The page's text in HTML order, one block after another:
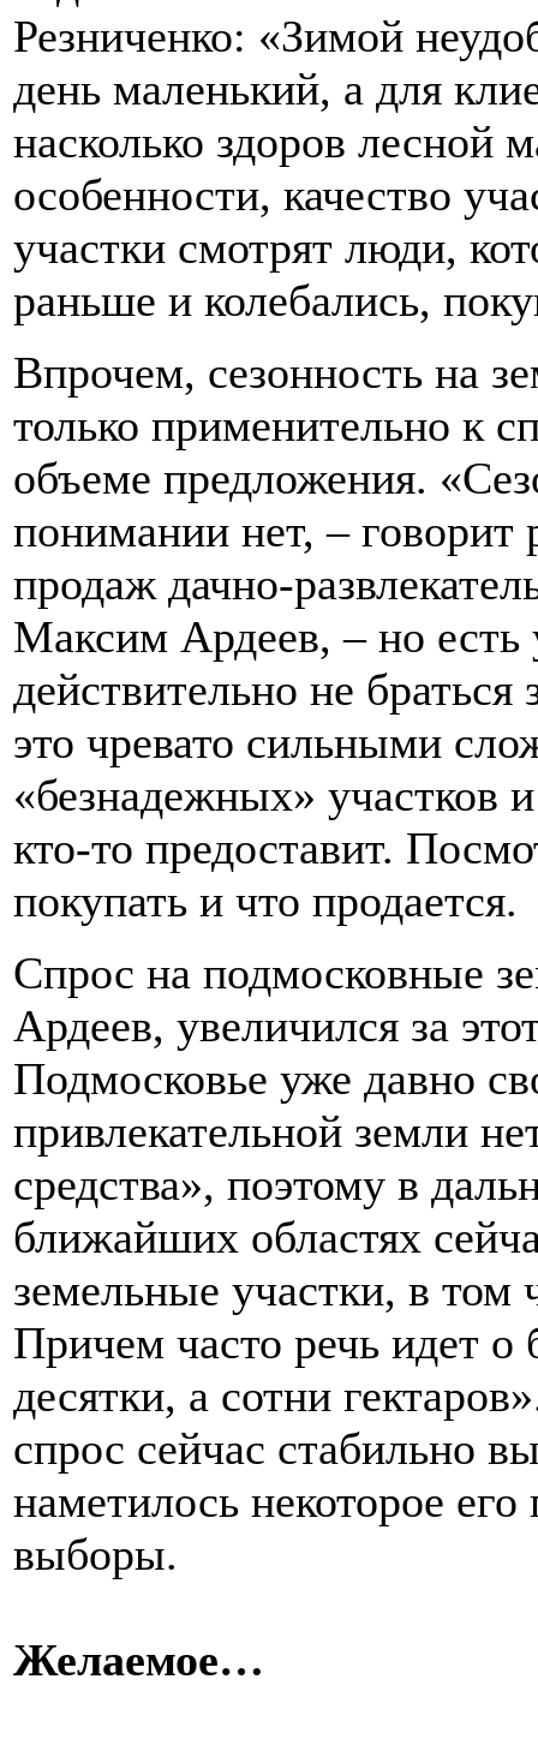
Резниченко: «Зимой
день маленький, а для
насколько здоров лесной
особенности, качество
участки смотрят люди,
раньше и колебались,
Впрочем, сезонность на
только применительно к
объеме предложения.
понимании нет, – говорит
продаж дачно-
Максим Ардеев, – но есть
действительно не
это чревато сильными
«безнадежных» участков
кто-то предоставит.
покупать и что продается.
Спрос на подмосковные
Ардеев, увеличился за
Подмосковье уже давно
привлекательной земли
средства», поэтому в
ближайших областях
земельные участки, в
Причем часто речь идет
десятки, а сотни
спрос сейчас стабильно
наметилось некоторое
выборы.
Желаемое…